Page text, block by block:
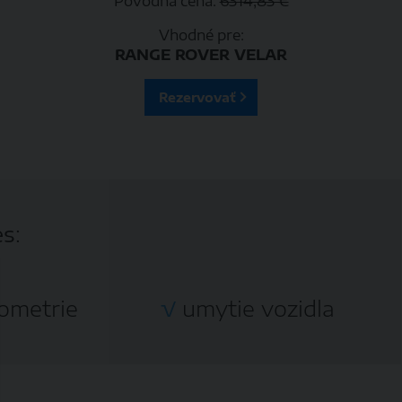
Vhodné pre:
RANGE ROVER VELAR
Rezervovať
:
√ umytie vozidla